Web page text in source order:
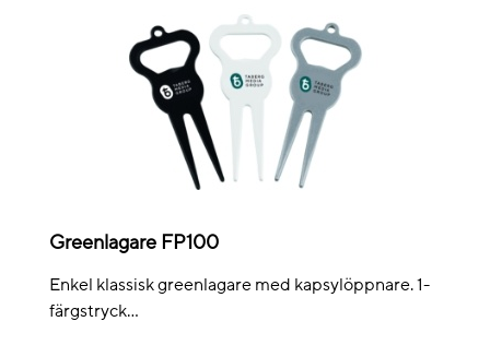
Greenlagare FP100
Enkel klassisk greenlagare med kapsylöppnare. 1-
färgstryck...